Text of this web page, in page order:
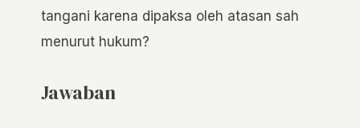
tangani karena dipaksa oleh atasan sah
menurut hukum?
Jawaban